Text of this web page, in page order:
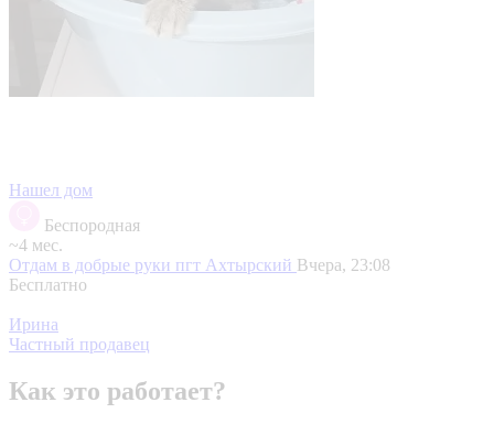
Нашел дом
Беспородная
~4 мес.
Отдам в добрые руки пгт Ахтырский Вчера, 23:08
Бесплатно
Ирина
Частный продавец
Как это работает?